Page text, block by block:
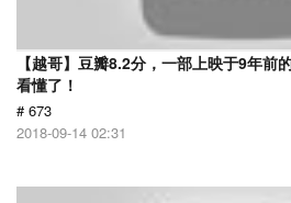
【越哥】豆瓣8.2分，一部上映于9年前
看懂了！
# 673
2018-09-14 02:31